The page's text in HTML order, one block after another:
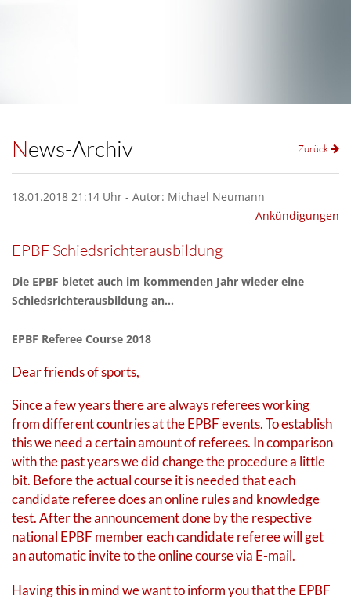
News-Archiv Zurück
18.01.2018 21:14 Uhr - Autor: Michael Neumann
Ankündigungen
EPBF Schiedsrichterausbildung
Die EPBF bietet auch im kommenden Jahr wieder eine
Schiedsrichterausbildung an...
EPBF Referee Course 2018
Dear friends of sports,
Since a few years there are always referees working
from different countries at the EPBF events. To establish
this we need a certain amount of referees. In comparison
with the past years we did change the procedure a little
bit. Before the actual course it is needed that each
candidate referee does an online rules and knowledge
test. After the announcement done by the respective
national EPBF member each candidate referee will get
an automatic invite to the online course via E-mail.
Having this in mind we want to inform you that the EPBF